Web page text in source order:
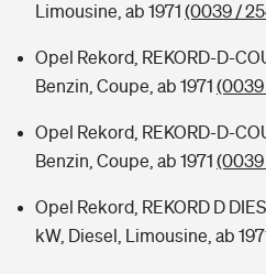
Limousine, ab 1971 (0039 /
Opel Rekord, REKORD-D-
Benzin, Coupe, ab 1971 (0039
Opel Rekord, REKORD-D-
Benzin, Coupe, ab 1971 (0039
Opel Rekord, REKORD D
kW, Diesel, Limousine, ab